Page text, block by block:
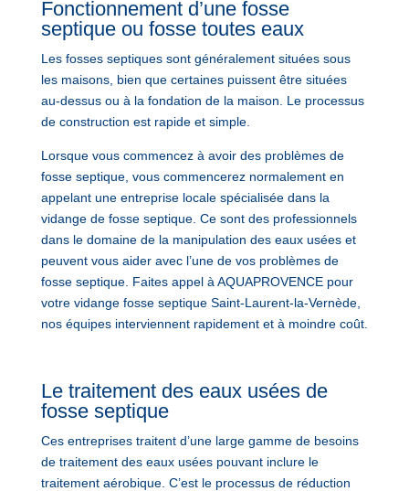
Fonctionnement d’une fosse
septique ou fosse toutes eaux
Les fosses septiques sont généralement situées sous
les maisons, bien que certaines puissent être situées
au-dessus ou à la fondation de la maison. Le processus
de construction est rapide et simple.
Lorsque vous commencez à avoir des problèmes de
fosse septique, vous commencerez normalement en
appelant une entreprise locale spécialisée dans la
vidange de fosse septique. Ce sont des professionnels
dans le domaine de la manipulation des eaux usées et
peuvent vous aider avec l’une de vos problèmes de
fosse septique. Faites appel à AQUAPROVENCE pour
votre vidange fosse septique Saint-Laurent-la-Vernède,
nos équipes interviennent rapidement et à moindre coût.
Le traitement des eaux usées de
fosse septique
Ces entreprises traitent d’une large gamme de besoins
de traitement des eaux usées pouvant inclure le
traitement aérobique. C’est le processus de réduction